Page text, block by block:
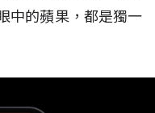
中的蘋果，都是獨一